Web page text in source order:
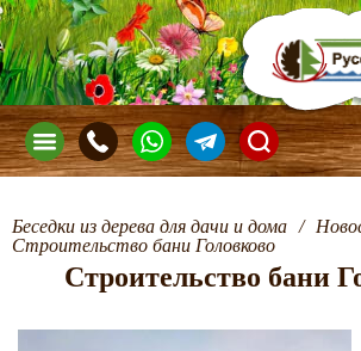
Беседки из дерева для дачи и дома /
Строительство бани Головково
Строительство бани